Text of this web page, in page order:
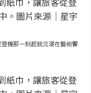
機那一刻起就沉浸在藝術饗